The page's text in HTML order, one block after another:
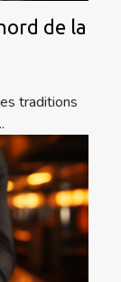
de la
traditions